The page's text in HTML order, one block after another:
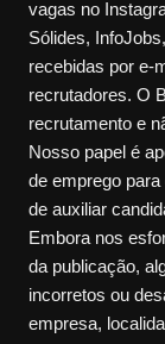
vagas no
Sólides,
recebidas por e-
recrutadores. O
recrutamento e
Nosso papel é
de emprego
de auxiliar
Embora nos
da publicação,
incorretos ou
empresa,